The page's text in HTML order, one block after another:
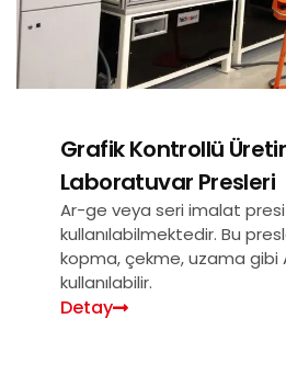
Grafik Kontrollü
Laboratuvar Presleri
Ar-ge veya seri imalat
kullanılabilmektedir. Bu
kopma, çekme, uzama
kullanılabilir.
Detay